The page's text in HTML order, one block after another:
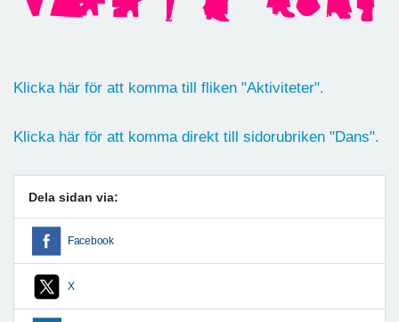
Klicka här för att komma till fliken "Aktiviteter".
Klicka här för att komma direkt till sidorubriken "Dans".
Dela sidan via:
Facebook
X